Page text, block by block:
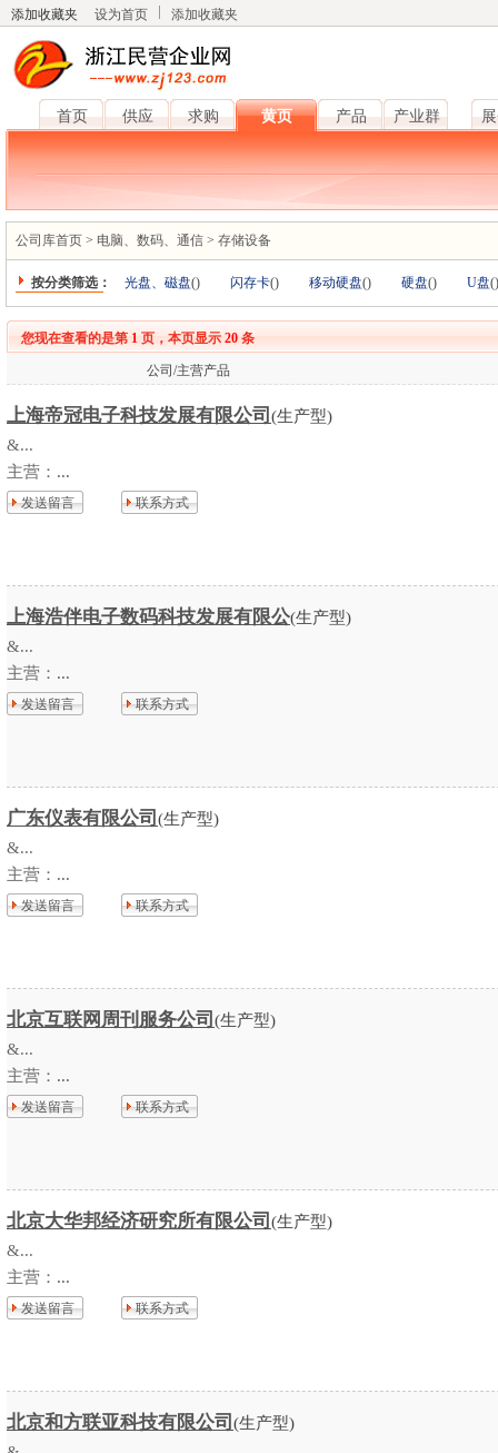
添加收藏夹 设为首页 添加收藏夹
首页 供应 求购 黄页 产品 产业群
公司库首页 > 电脑、数码、通信 > 存储设备
按分类筛选： 光盘、磁盘() 闪存卡() 移动硬盘() 硬盘() U盘(
您现在查看的是第 1 页，本页显示 20 条
公司/主营产品
上海帝冠电子科技发展有限公司 (生产型)
&...
主营： ...
发送留言 联系方式
上海浩伴电子数码科技发展有限公(生产型)
&...
主营： ...
发送留言 联系方式
广东仪表有限公司 (生产型)
&...
主营： ...
发送留言 联系方式
北京互联网周刊服务公司 (生产型)
&...
主营： ...
发送留言 联系方式
北京大华邦经济研究所有限公司 (生产型)
&...
主营： ...
发送留言 联系方式
北京和方联亚科技有限公司 (生产型)